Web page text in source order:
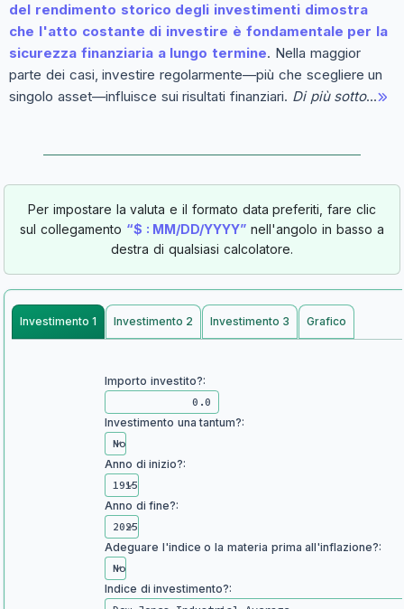
del rendimento storico degli investimenti dimostra
che l'atto costante di investire è fondamentale per la
sicurezza finanziaria a lungo termine. Nella maggior
parte dei casi, investire regolarmente—più che scegliere un
singolo asset—influisce sui risultati finanziari. Di più sotto…
Per impostare la valuta e il formato data preferiti, fare clic
sul collegamento “$ : MM/DD/YYYY” nell'angolo in basso a
destra di qualsiasi calcolatore.
Investimento 1 Investimento 2 Investimento 3 Grafico
Importo investito?:
Investimento una tantum?:
Anno di inizio?:
Anno di fine?:
Adeguare l'indice o la materia prima all'inflazione?:
Indice di investimento?: